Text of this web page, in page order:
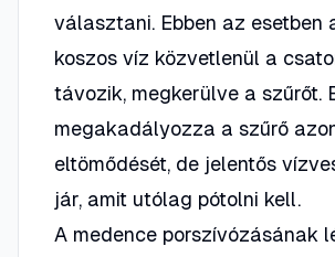
választani. Ebben az esetben
koszos víz közvetlenül a
távozik, megkerülve a szűrőt.
megakadályozza a szűrő
eltömődését, de jelentős
jár, amit utólag pótolni kell.
A medence porszívózásának